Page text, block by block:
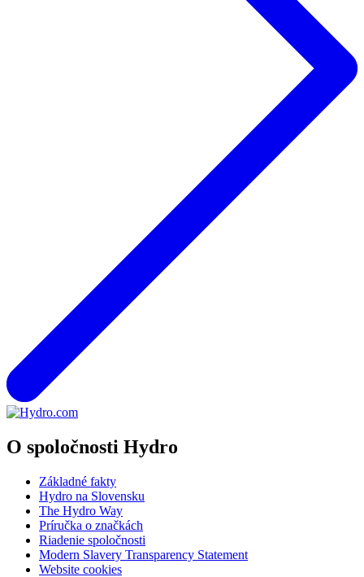
O spoločnosti Hydro
Základné fakty
Hydro na Slovensku
The Hydro Way
Príručka o značkách
Riadenie spoločnosti
Modern Slavery Transparency Statement
Website cookies